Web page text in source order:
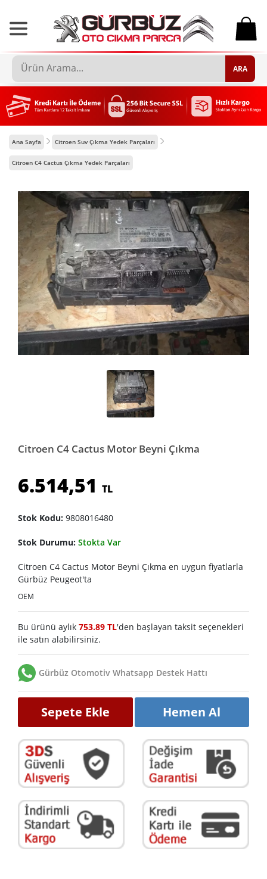
0
ARA
Ana Sayfa Citroen Suv Çıkma Yedek Parçaları
Citroen C4 Cactus Çıkma Yedek Parçaları
Citroen C4 Cactus Motor Beyni Çıkma
6.514,51 TL
Stok Kodu: 9808016480
Stok Durumu: Stokta Var
Citroen C4 Cactus Motor Beyni Çıkma en uygun fiyatlarla
Gürbüz Peugeot'ta
OEM
Bu ürünü aylık 753.89 TL'den başlayan taksit seçenekleri
ile satın alabilirsiniz.
Gürbüz Otomotiv Whatsapp Destek Hattı
Sepete Ekle Hemen Al